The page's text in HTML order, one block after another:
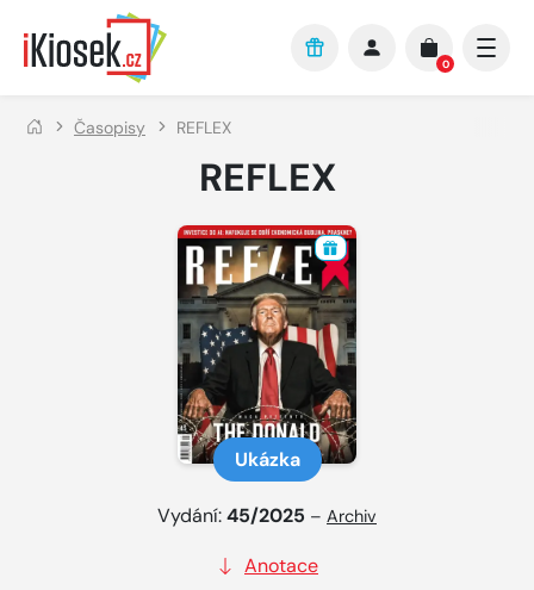
Přejít na hlavní obsah
0
Časopisy REFLEX
REFLEX
Ukázka
Vydání:45/2025 – Archiv
Anotace